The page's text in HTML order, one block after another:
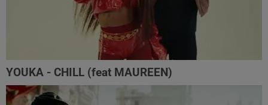
YOUKA - CHILL (feat MAUREEN)